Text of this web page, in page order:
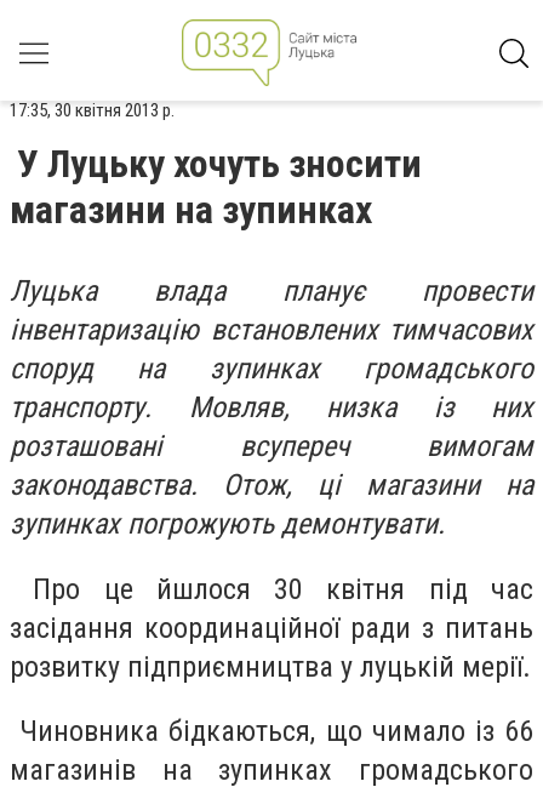
17:35, 30 квітня 2013 р.
У Луцьку хочуть зносити
магазини на зупинках
Луцька влада планує провести
інвентаризацію встановлених тимчасових
споруд на зупинках громадського
транспорту. Мовляв, низка із них
розташовані всупереч вимогам
законодавства. Отож, ці магазини на
зупинках погрожують демонтувати.
Про це йшлося 30 квітня під час
засідання координаційної ради з питань
розвитку підприємництва у луцькій мерії.
Чиновника бідкаються, що чимало із 66
магазинів на зупинках громадського